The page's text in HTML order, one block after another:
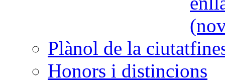
Plànol de la ciutat
Honors i distincions